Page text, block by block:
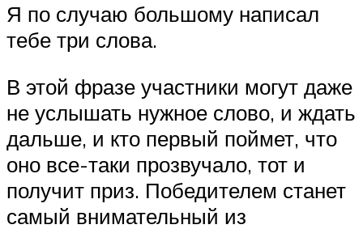
Я по случаю большому написал
тебе три слова.
В этой фразе участники могут даже
не услышать нужное слово, и ждать
дальше, и кто первый поймет, что
оно все-таки прозвучало, тот и
получит приз. Победителем станет
самый внимательный из